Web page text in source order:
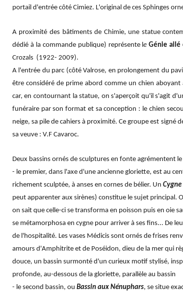
portail d'entrée côté Cimiez. L'original de ces Sphinges
A proximité des bâtiments de Chimie, une statue
dédié à la commande publique) représente leGénie ailé
Crozals (1922- 2009).
A l'entrée du parc (côté Valrose, en prolongement du
être considéré de prime abord comme un chien
car, en contournant la statue, on s'aperçoit qu'il s'agit
funéraire par son format et sa conception : le chien
neige, sa pile de cahiers à proximité. Ce groupe est
sa veuve : V.F Cavaroc.
Deux bassins ornés de sculptures en fonte agrémentent le
- le premier, dans l'axe d'une ancienne gloriette, est au
richement sculptée, à anses en cornes de bélier. Un
peut apparenter aux sirènes) constitue le sujet principal.
on sait que celle-ci se transforma en poisson puis en oie
se métamorphosa en cygne pour arriver à ses fins... De
de l'hospitalité. Les vases Médicis sont ornés de frises
amours d'Amphitrite et de Poséidon, dieu de la mer qui
douce, un bassin surmonté d'un curieux motif stylisé,
profonde, au-dessous de la gloriette, parallèle au bassin
- le second bassin, ou Bassin aux Nénuphars, se situe